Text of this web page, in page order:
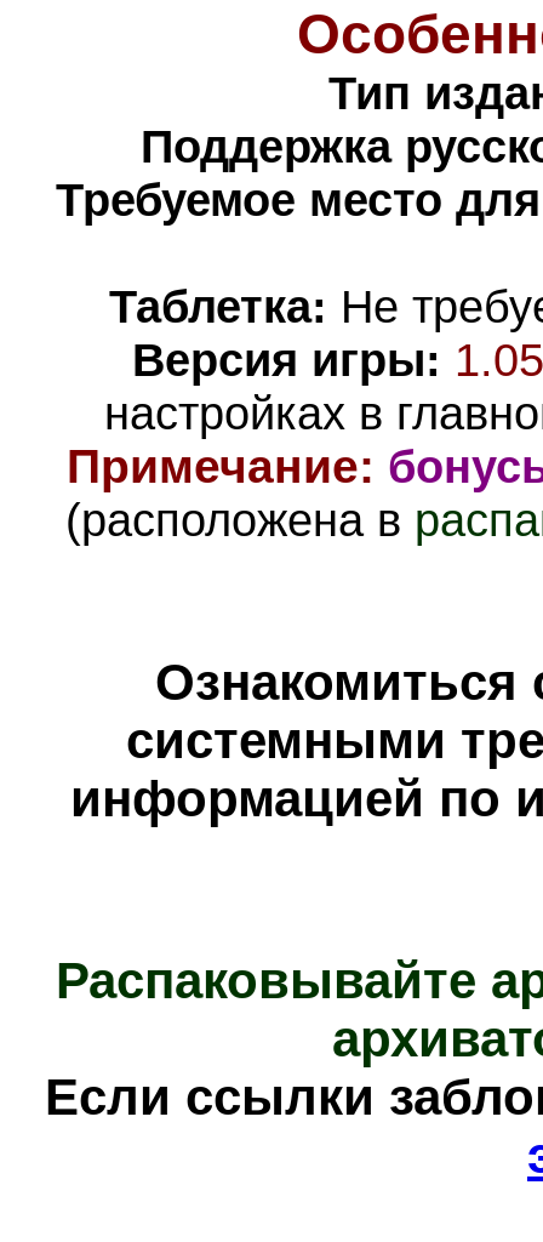
Тип
Поддержка
Требуемое место
Таблетка: Не
Версия игры:
настройках в
Примечание:
(расположена в
Ознакомиться
системными
информацией по
Распаковывайте
Если ссылки